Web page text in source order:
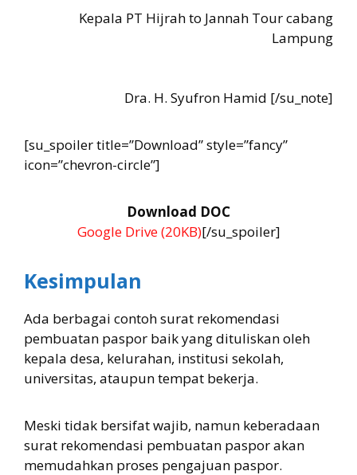
Kepala PT Hijrah to Jannah Tour cabang
Lampung
Dra. H. Syufron Hamid [/su_note]
[su_spoiler title=”Download” style=”fancy”
icon=”chevron-circle”]
Download DOC
Google Drive (20KB)[/su_spoiler]
Kesimpulan
Ada berbagai contoh surat rekomendasi
pembuatan paspor baik yang dituliskan oleh
kepala desa, kelurahan, institusi sekolah,
universitas, ataupun tempat bekerja.
Meski tidak bersifat wajib, namun keberadaan
surat rekomendasi pembuatan paspor akan
memudahkan proses pengajuan paspor.